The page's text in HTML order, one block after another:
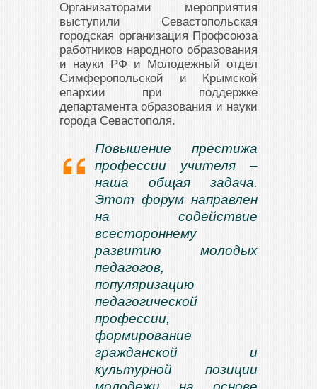
Организаторами мероприятия
выступили Севастопольская
городская организация Профсоюза
работников народного образования
и науки РФ и Молодежный отдел
Симферопольской и Крымской
епархии при поддержке
департамента образования и науки
города Севастополя.
Повышение престижа
профессии учителя –
наша общая задача.
Этот форум направлен
на содействие
всестороннему
развитию молодых
педагогов,
популяризацию
педагогической
профессии,
формирование
гражданской и
культурной позиции